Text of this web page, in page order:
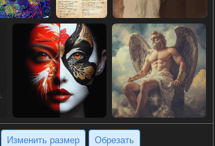
Изменить размер Обрезать